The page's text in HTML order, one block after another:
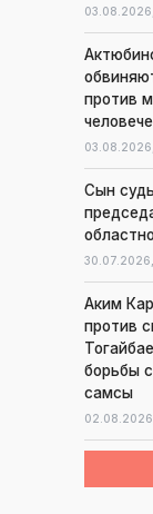
03.08.2026,
против
03.08.2026,
Сын
30.07.2026,
Аким
против
борьбы
самсы
02.08.2026,